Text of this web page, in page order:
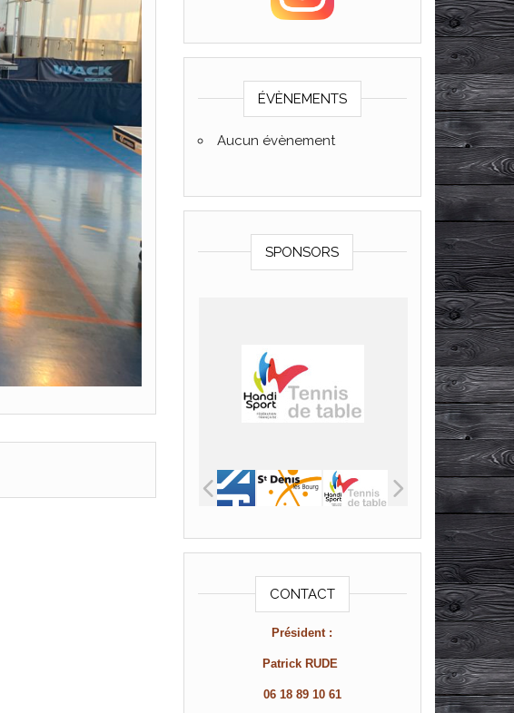
ÉVÈNEMENTS
Aucun évènement
SPONSORS
CONTACT
Président :
Patrick RUDE
06 18 89 10 61